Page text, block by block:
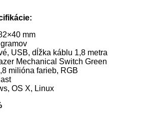
mm
USB, dĺžka káblu 1,8 metra
Mechanical Switch Green
milióna farieb, RGB
OS X, Linux